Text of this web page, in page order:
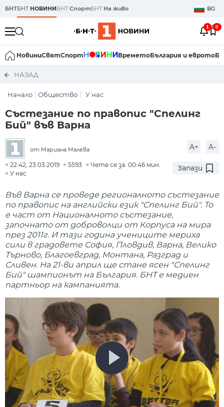
БНТБНТ НОВИНИБНТСпортБНТ На живо BG
1 0
НовиниСвятСпорт ВреметоБългария и еврото
НАЗАД
Начало Общество У нас
Състезание по правопис "Спелинг
Бий" във Варна
от Мариана Малева A+ A-
22:42, 23.03.2019 5593
Чете се за: 00:46 мин.
У нас
Запази
Във Варна се проведе регионалното състезание
по правопис на английски език "Спелинг Бий". То
е част от Националното състезание,
започнато от доброволци от Корпуса на мира
през 2011г. И тази година учениците мериха
сили в градовете София, Пловдив, Варна, Велико
Търново, Благоевград, Монтана, Разград и
Сливен. На 21-ви април ще стане ясен "Спелинг
Бий" шампионът на България. БНТ е медиен
партньор на кампанията.